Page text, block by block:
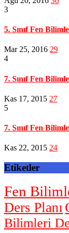
3
5. Sınıf Fen
Mar 25, 2016 29
4
7. Sınıf Fen
Kas 17, 2015 27
5
7. Sınıf Fen
Kas 22, 2015 24
Etiketler
Fen
Ders Planı
Bilimleri